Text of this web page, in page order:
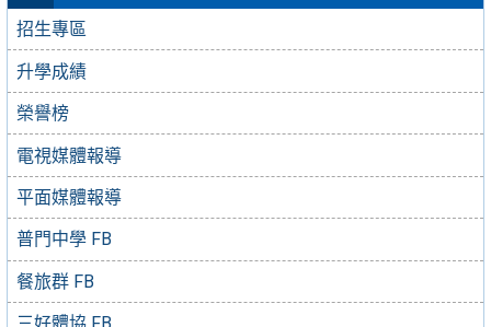
招生專區
升學成績
榮譽榜
電視媒體報導
平面媒體報導
普門中學 FB
餐旅群 FB